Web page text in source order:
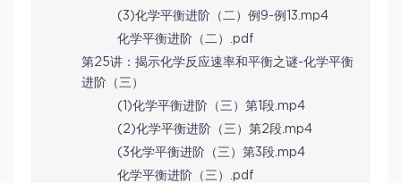
(3)化学平衡进阶（二）例9-例13.mp4
化学平衡进阶（二）.pdf
第25讲：揭示化学反应速率和平衡之谜-化学平衡
进阶（三）
(1)化学平衡进阶（三）第1段.mp4
(2)化学平衡进阶（三）第2段.mp4
(3化学平衡进阶（三）第3段.mp4
化学平衡进阶（三）.pdf